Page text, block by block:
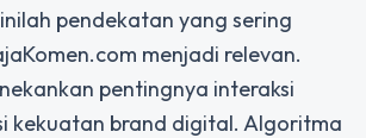
pendekatan yang sering
menjadi relevan.
pentingnya interaksi
kekuatan brand digital. Algoritma